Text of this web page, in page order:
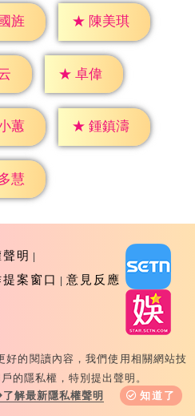
旌 ★ 陳美琪
★ 卓偉
蕙 ★ 鍾鎮濤
慧
明
案窗口 意見反應
台北市內湖區舊宗路一段159
8792-8888
好的閱讀內容，我們使用相關網站技
的隱私權，特別提出聲明。
了解最新隱私權聲明
知道了